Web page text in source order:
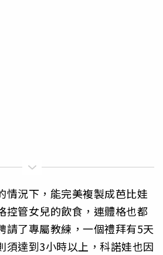
情況下，能完美複製成芭比娃
控管女兒的飲食，連體格也都
請了專屬教練，一個禮拜有5天
須達到3小時以上，科諾娃也因